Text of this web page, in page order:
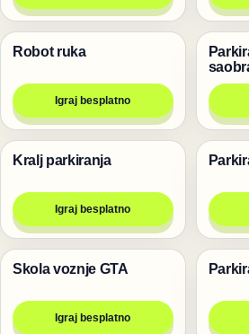
Igre
Robot ruka
Igraj besplatno
Trke
Trke
Kralj parkiranja
Igraj besplatno
Trke
Trke
Skola voznje GTA
Igraj besplatno
Trke